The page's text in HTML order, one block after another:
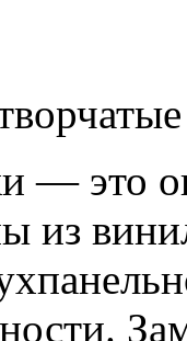
— это
из